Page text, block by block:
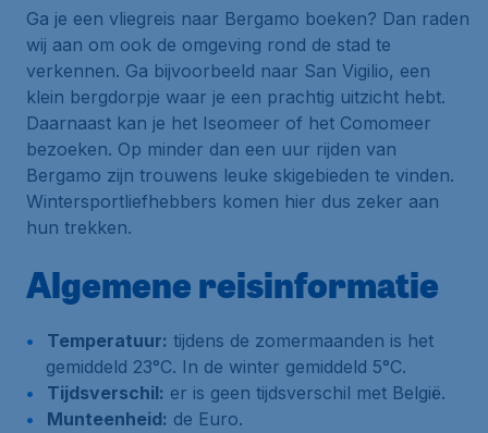
Ga je een vliegreis naar Bergamo boeken? Dan raden
wij aan om ook de omgeving rond de stad te
verkennen. Ga bijvoorbeeld naar San Vigilio, een
klein bergdorpje waar je een prachtig uitzicht hebt.
Daarnaast kan je het Iseomeer of het Comomeer
bezoeken. Op minder dan een uur rijden van
Bergamo zijn trouwens leuke skigebieden te vinden.
Wintersportliefhebbers komen hier dus zeker aan
hun trekken.
Algemene reisinformatie
Temperatuur: tijdens de zomermaanden is het
gemiddeld 23°C. In de winter gemiddeld 5°C.
Tijdsverschil: er is geen tijdsverschil met België.
Munteenheid: de Euro.